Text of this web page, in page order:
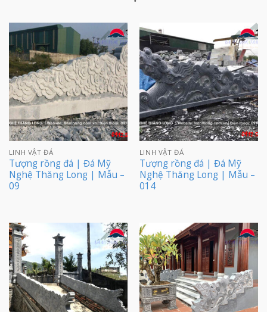
LINH VẬT ĐÁ
Tượng rồng đá | Đá Mỹ
Nghệ Thăng Long | Mẫu –
09
LINH VẬT ĐÁ
Tượng rồng đá | Đá Mỹ
Nghệ Thăng Long | Mẫu –
014